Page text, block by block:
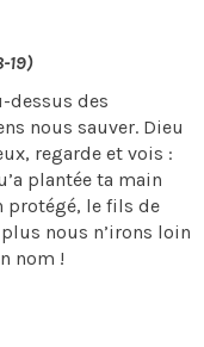
19)
dessus des
nous sauver. Dieu
regarde et vois :
plantée ta main
protégé, le fils de
nous n’irons loin
nom !